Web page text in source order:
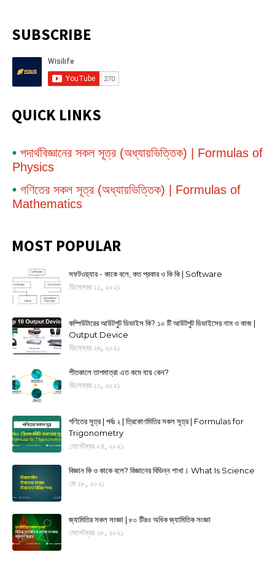
SUBSCRIBE
QUICK LINKS
• পদার্থবিজ্ঞানের সকল সূত্র (অধ্যায়ভিত্তিক) | Formulas of
Physics
• গণিতের সকল সূত্র (অধ্যায়ভিত্তিক) | Formulas of
Mathematics
MOST POPULAR
সফটওয়্যার - কাকে বলে, কত প্রকার ও কি কি | Software
ডিসেম্বর ১১, ২০২১
কম্পিউটারের আউটপুট ডিভাইস কি? ১০ টি আউটপুট ডিভাইসের নাম ও কাজ |
Output Device
ডিসেম্বর ২৬, ২০২১
শীতকালে তাপমাত্রা এত কমে যায় কেন?
ডিসেম্বর ১১, ২০২১
গণিতের সূত্র | পর্বঃ ২ | ত্রিকোণমিতির সকল সূত্র | Formulas for
Trigonometry
সেপ্টেম্বর ০৪, ২০২১
বিজ্ঞান কি ও কাকে বলে? বিজ্ঞানের বিভিন্ন শাখা। What Is Science
মে ১৮, ২০২১
জ্যামিতির সকল সংজ্ঞা | ৮০ টিরও অধিক জ্যামিতিক সংজ্ঞা
সেপ্টেম্বর ২৮, ২০২১